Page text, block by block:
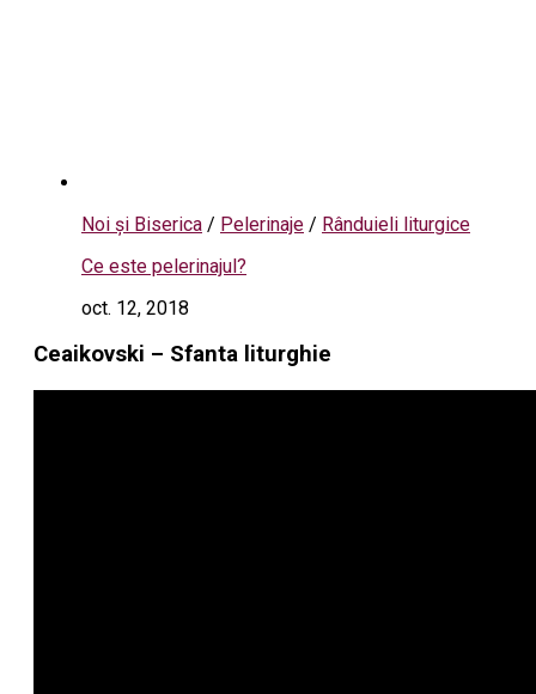
Noi și Biserica / Pelerinaje / Rânduieli liturgice
Ce este pelerinajul?
oct. 12, 2018
Ceaikovski – Sfanta liturghie